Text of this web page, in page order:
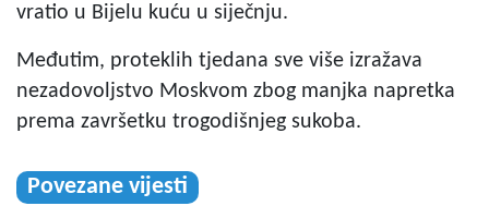
vratio u Bijelu kuću u siječnju.
Međutim, proteklih tjedana sve više izražava
nezadovoljstvo Moskvom zbog manjka napretka
prema završetku trogodišnjeg sukoba.
Povezane vijesti